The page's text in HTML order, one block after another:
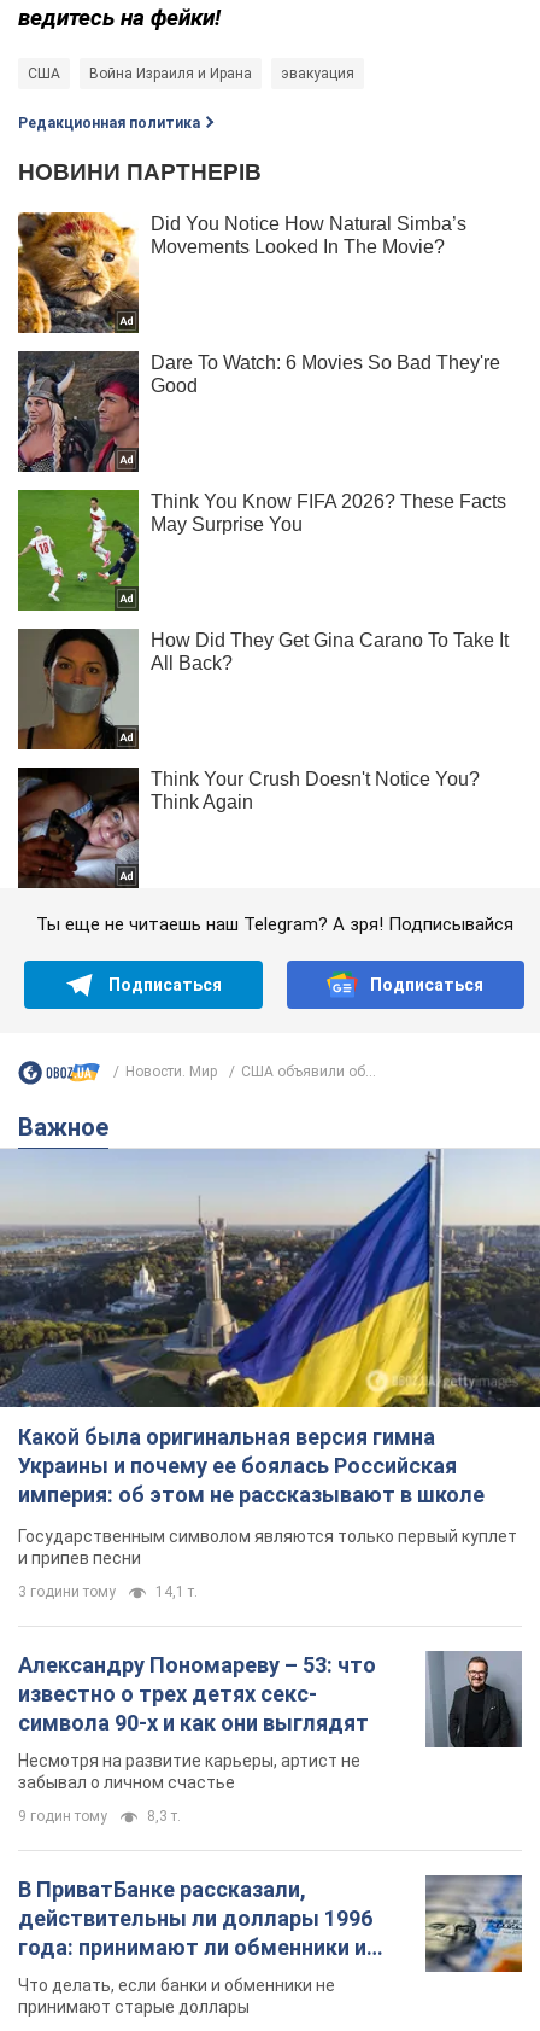
ведитесь на фейки!
США Война Израиля и Ирана эвакуация
Редакционная политика
Ты еще не читаешь наш Telegram? А зря! Подписывайся
Подписаться Подписаться
Новости. Мир США объявили об...
Важное
Какой была оригинальная версия гимна
Украины и почему ее боялась Российская
империя: об этом не рассказывают в школе
Государственным символом являются только первый куплет
и припев песни
3 години тому 14,1 т.
Александру Пономареву – 53: что
известно о трех детях секс-
символа 90-х и как они выглядят
Несмотря на развитие карьеры, артист не
забывал о личном счастье
9 годин тому 8,3 т.
В ПриватБанке рассказали,
действительны ли доллары 1996
года: принимают ли обменники и
банки такие купюры
Что делать, если банки и обменники не
принимают старые доллары